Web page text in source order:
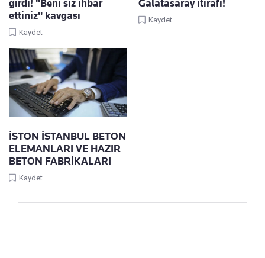
girdi! "Beni siz ihbar
ettiniz" kavgası
Kaydet
Galatasaray itirafı!
Kaydet
İSTON İSTANBUL BETON
ELEMANLARI VE HAZIR
BETON FABRİKALARI
Kaydet